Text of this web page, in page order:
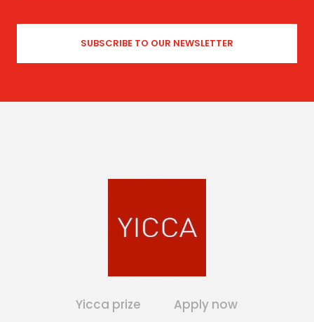
Yicca prize Apply now